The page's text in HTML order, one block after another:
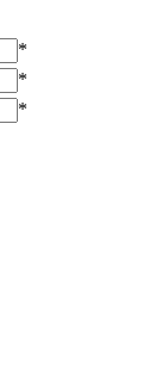
*
*
*